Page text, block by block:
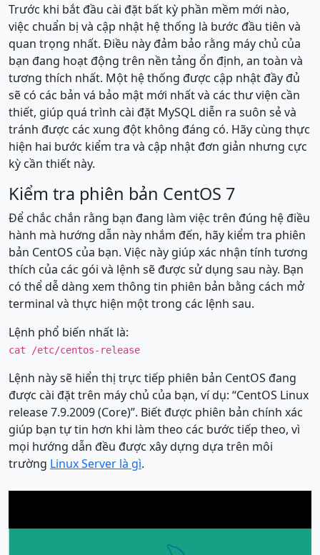
Trước khi bắt đầu cài đặt bất kỳ phần mềm mới nào,
việc chuẩn bị và cập nhật hệ thống là bước đầu tiên và
quan trọng nhất. Điều này đảm bảo rằng máy chủ của
bạn đang hoạt động trên nền tảng ổn định, an toàn và
tương thích nhất. Một hệ thống được cập nhật đầy đủ
sẽ có các bản vá bảo mật mới nhất và các thư viện cần
thiết, giúp quá trình cài đặt MySQL diễn ra suôn sẻ và
tránh được các xung đột không đáng có. Hãy cùng thực
hiện hai bước kiểm tra và cập nhật đơn giản nhưng cực
kỳ cần thiết này.
Kiểm tra phiên bản CentOS 7
Để chắc chắn rằng bạn đang làm việc trên đúng hệ điều
hành mà hướng dẫn này nhắm đến, hãy kiểm tra phiên
bản CentOS của bạn. Việc này giúp xác nhận tính tương
thích của các gói và lệnh sẽ được sử dụng sau này. Bạn
có thể dễ dàng xem thông tin phiên bản bằng cách mở
terminal và thực hiện một trong các lệnh sau.
Lệnh phổ biến nhất là:
cat /etc/centos-release
Lệnh này sẽ hiển thị trực tiếp phiên bản CentOS đang
được cài đặt trên máy chủ của bạn, ví dụ: “CentOS Linux
release 7.9.2009 (Core)”. Biết được phiên bản chính xác
giúp bạn tự tin hơn khi làm theo các bước tiếp theo, vì
mọi hướng dẫn đều được xây dựng dựa trên môi
trường Linux Server là gì.